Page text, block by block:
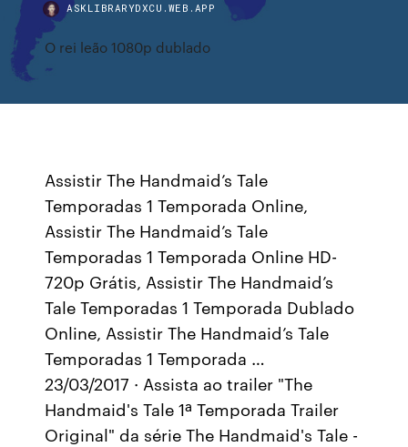
ASKLIBRARYDXCU.WEB.APP
O rei leão 1080p dublado
Assistir The Handmaid’s Tale
Temporadas 1 Temporada Online,
Assistir The Handmaid’s Tale
Temporadas 1 Temporada Online HD-
720p Grátis, Assistir The Handmaid’s
Tale Temporadas 1 Temporada Dublado
Online, Assistir The Handmaid’s Tale
Temporadas 1 Temporada …
23/03/2017 · Assista ao trailer "The
Handmaid's Tale 1ª Temporada Trailer
Original" da série The Handmaid's Tale -